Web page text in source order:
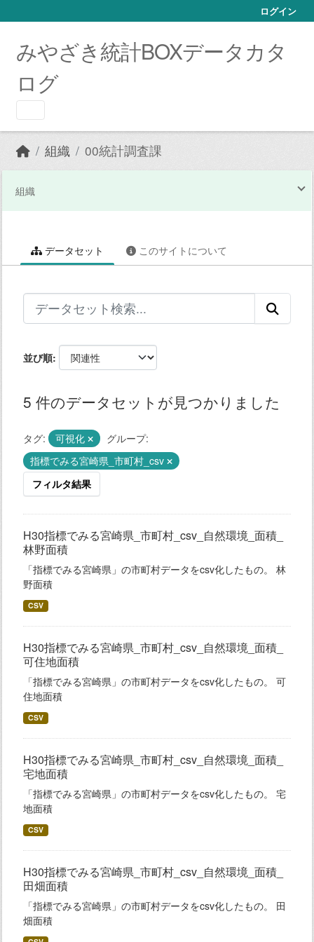
ログイン
みやざき統計BOXデータカタ
ログ
組織 00統計調査課
組織
データセット このサイトについて
並び順
5 件のデータセットが見つかりました
タグ: 可視化
グループ:
指標でみる宮崎県_市町村_csv
フィルタ結果
H30指標でみる宮崎県_市町村_csv_自然環境_面積_
林野面積
「指標でみる宮崎県」の市町村データをcsv化したもの。 林
野面積
CSV
H30指標でみる宮崎県_市町村_csv_自然環境_面積_
可住地面積
「指標でみる宮崎県」の市町村データをcsv化したもの。 可
住地面積
CSV
H30指標でみる宮崎県_市町村_csv_自然環境_面積_
宅地面積
「指標でみる宮崎県」の市町村データをcsv化したもの。 宅
地面積
CSV
H30指標でみる宮崎県_市町村_csv_自然環境_面積_
田畑面積
「指標でみる宮崎県」の市町村データをcsv化したもの。 田
畑面積